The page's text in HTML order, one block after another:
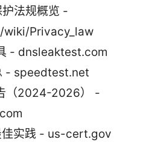
护法规概览 -
Privacy_law
- dnsleaktest.com
- speedtest.net
（2024-2026） -
佳实践 - us-cert.gov